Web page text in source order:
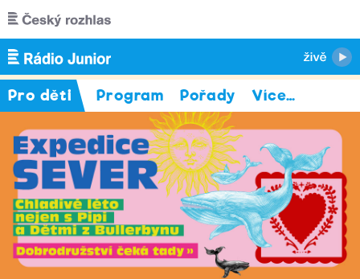
Přejít k hlavnímu obsahu
Pro děti Program Pořady Více…